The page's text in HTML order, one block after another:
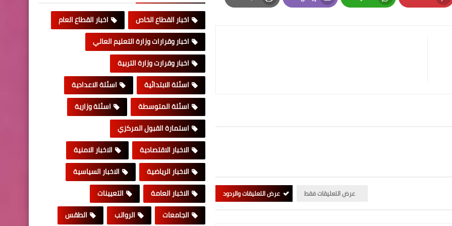
Pinterest
Whatsapp
Email
Print
عرض التعليقات فقط عرض التعليقات والردود
اخبار القطاع الخاص
اخبار القطاع العام
اخبار وقرارات وزارة التعليم العالي
اخبار وقرارت وزارة التربية
اسئلة الابتدائية
اسئلة الاعدادية
اسئلة المتوسطة
اسئلة وزارية
استمارة القبول المركزي
الاخبار الاقتصادية
الاخبار الامنية
الاخبار الرياضية
الاخبار السياسية
الاخبار العامة
التعيينات
الجامعات
الرواتب الطقس